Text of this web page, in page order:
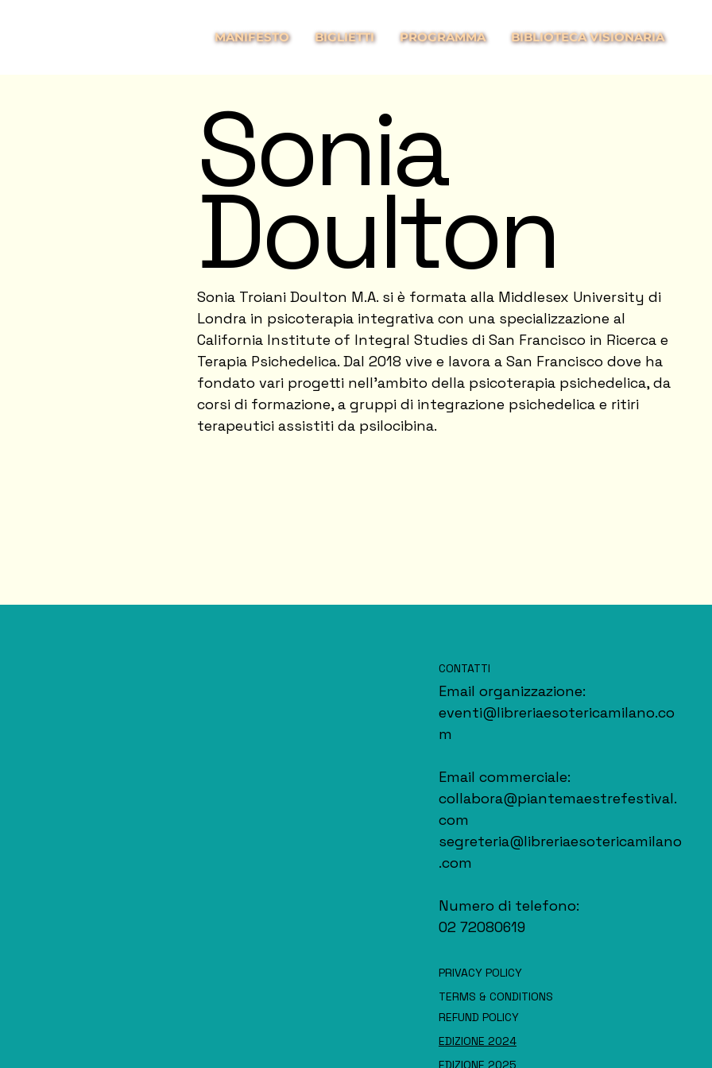
MANIFESTO BIGLIETTI PROGRAMMA BIBLIOTECA VISIONARIA
Sonia
Doulton
Sonia Troiani Doulton M.A. si è formata alla Middlesex University di
Londra in psicoterapia integrativa con una specializzazione al
California Institute of Integral Studies di San Francisco in Ricerca e
Terapia Psichedelica. Dal 2018 vive e lavora a San Francisco dove ha
fondato vari progetti nell’ambito della psicoterapia psichedelica, da
corsi di formazione, a gruppi di integrazione psichedelica e ritiri
terapeutici assistiti da psilocibina.
CONTATTI
Email organizzazione:
eventi@libreriaesotericamilano.co
m
Email commerciale:
collabora@piantemaestrefestival.
com
segreteria@libreriaesotericamilano
.com
Numero di telefono:
02 72080619
PRIVACY POLICY
TERMS & CONDITIONS
REFUND POLICY
EDIZIONE 2024
EDIZIONE 2025